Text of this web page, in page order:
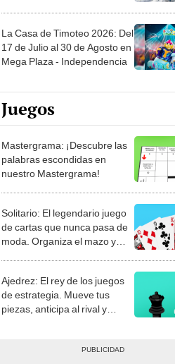
La Casa de Timoteo 2026: Del
17 de Julio al 30 de Agosto en
Mega Plaza - Independencia
Juegos
Mastergrama: ¡Descubre las
palabras escondidas en
nuestro Mastergrama!
Solitario: El legendario juego
de cartas que nunca pasa de
moda. Organiza el mazo y
Ajedrez: El rey de los juegos
de estrategia. Mueve tus
piezas, anticipa al rival y